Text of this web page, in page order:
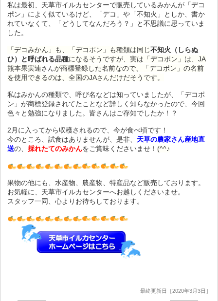
私は最初、天草市イルカセンターで販売しているみかんが「デコ
ポン」によく似ているけど、「デコ」や「不知火」としか、書か
れていなくて、「どうしてなんだろう？」と不思議に思っていま
した。
「デコみかん」も、「デコポン」も種類は同じ不知火（しらぬ
ひ）と呼ばれる品種になるそうですが、実は 「デコポン」は、JA
熊本果実連さんが商標登録した名前なので、
「デコポン」の名前
を使用できるのは、全国のJAさんだけだそうです。
私はみかんの種類で、呼び名などは知っていましたが、「デコポ
ン」が商標登録されてたことなど詳しく知らなかったので、今回
色々と勉強になりました。皆さんはご存知でしたか！？
2月に入ってから収穫されるので、今が食べ頃です！
今のところ、試食はありませんが、是非、 天草の農家さん産地直
送の、採れたてのみかんをご賞味くださいませ！ (^^♪
果物の他にも、水産物、農産物、特産品など販売しております。
お気軽に、天草市イルカセンターへお越しくださいませ。
スタッフ一同、心よりお待ちしております。
最終更新日［2020年3月3日］